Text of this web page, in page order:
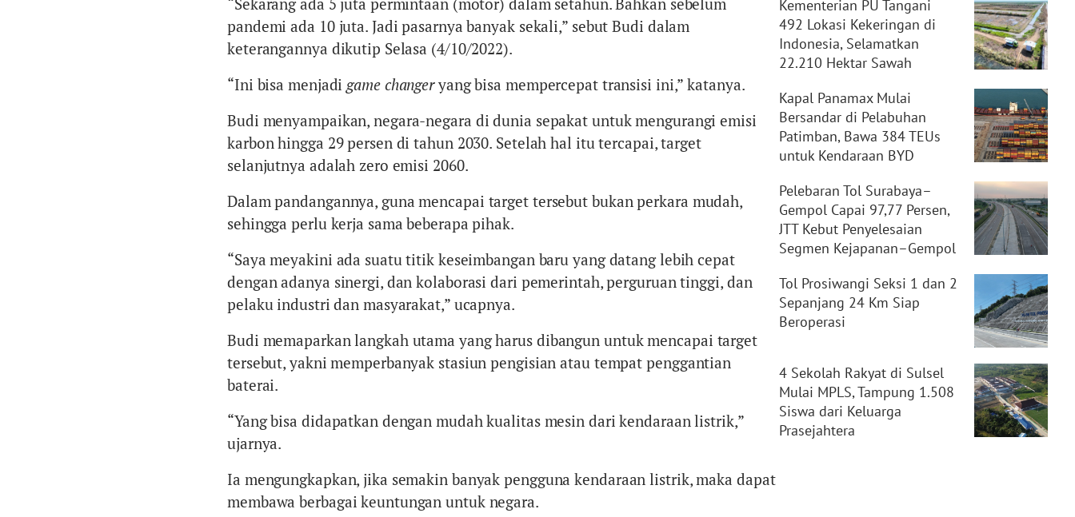
pandemi ada 10 juta. Jadi pasarnya banyak sekali,” sebut Budi dalam
keterangannya dikutip Selasa (4/10/2022).
“Ini bisa menjadigame changeryang bisa mempercepat transisi ini,” katanya.
Budi menyampaikan, negara-negara di dunia sepakat untuk mengurangi emisi
karbon hingga 29 persen di tahun 2030. Setelah hal itu tercapai, target
selanjutnya adalah zero emisi 2060.
Dalam pandangannya, guna mencapai target tersebut bukan perkara mudah,
sehingga perlu kerja sama beberapa pihak.
“Saya meyakini ada suatu titik keseimbangan baru yang datang lebih cepat
dengan adanya sinergi, dan kolaborasi dari pemerintah, perguruan tinggi, dan
pelaku industri dan masyarakat,” ucapnya.
Budi memaparkan langkah utama yang harus dibangun untuk mencapai target
tersebut, yakni memperbanyak stasiun pengisian atau tempat penggantian
baterai.
“Yang bisa didapatkan dengan mudah kualitas mesin dari kendaraan listrik,”
ujarnya.
Ia mengungkapkan, jika semakin banyak pengguna kendaraan listrik, maka dapat
membawa berbagai keuntungan untuk negara.
Kementerian PU Tangani
492 Lokasi Kekeringan di
Indonesia, Selamatkan
22.210 Hektar Sawah
Kapal Panamax Mulai
Bersandar di Pelabuhan
Patimban, Bawa 384 TEUs
untuk Kendaraan BYD
Pelebaran Tol Surabaya–
Gempol Capai 97,77 Persen,
JTT Kebut Penyelesaian
Segmen Kejapanan–Gempol
Tol Prosiwangi Seksi 1 dan 2
Sepanjang 24 Km Siap
Beroperasi
4 Sekolah Rakyat di Sulsel
Mulai MPLS, Tampung 1.508
Siswa dari Keluarga
Prasejahtera